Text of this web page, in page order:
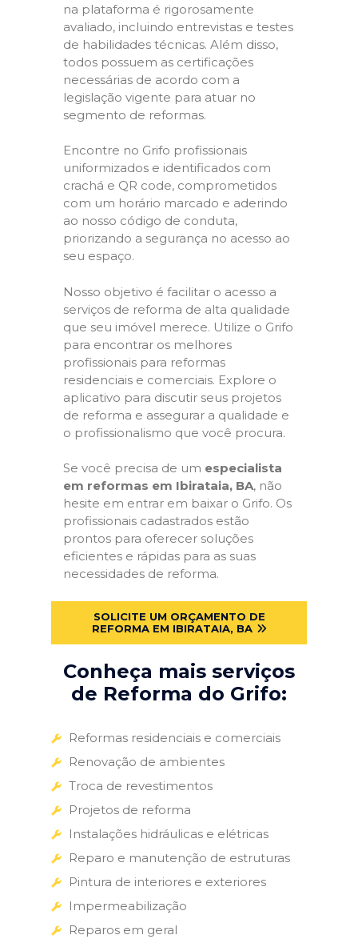
na plataforma é rigorosamente
avaliado, incluindo entrevistas e testes
de habilidades técnicas. Além disso,
todos possuem as certificações
necessárias de acordo com a
legislação vigente para atuar no
segmento de reformas.
Encontre no Grifo profissionais
uniformizados e identificados com
crachá e QR code, comprometidos
com um horário marcado e aderindo
ao nosso código de conduta,
priorizando a segurança no acesso ao
seu espaço.
Nosso objetivo é facilitar o acesso a
serviços de reforma de alta qualidade
que seu imóvel merece. Utilize o Grifo
para encontrar os melhores
profissionais para reformas
residenciais e comerciais. Explore o
aplicativo para discutir seus projetos
de reforma e assegurar a qualidade e
o profissionalismo que você procura.
Se você precisa de um especialista
em reformas em Ibirataia, BA, não
hesite em entrar em baixar o Grifo. Os
profissionais cadastrados estão
prontos para oferecer soluções
eficientes e rápidas para as suas
necessidades de reforma.
SOLICITE UM ORÇAMENTO DE
REFORMA EM IBIRATAIA, BA
Conheça mais serviços
de Reforma do Grifo:
Reformas residenciais e comerciais
Renovação de ambientes
Troca de revestimentos
Projetos de reforma
Instalações hidráulicas e elétricas
Reparo e manutenção de estruturas
Pintura de interiores e exteriores
Impermeabilização
Reparos em geral